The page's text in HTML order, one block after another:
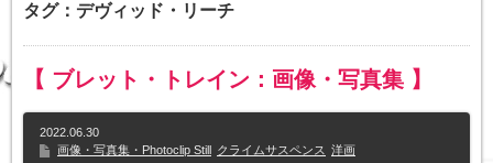
タグ：デヴィッド・リーチ
【 ブレット・トレイン：画像・写真集 】
2022.06.30
画像・写真集・Photoclip Still
クライムサスペンス 洋画